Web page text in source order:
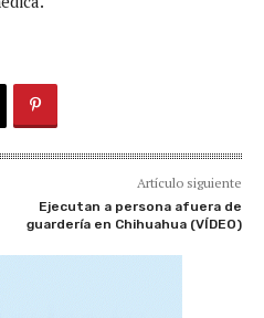
Artículo siguiente
Ejecutan a persona afuera de
guardería en Chihuahua (VÍDEO)